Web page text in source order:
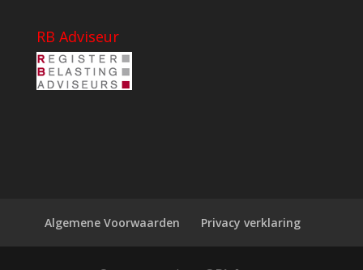
RB Adviseur
Algemene Voorwaarden Privacy verklaring